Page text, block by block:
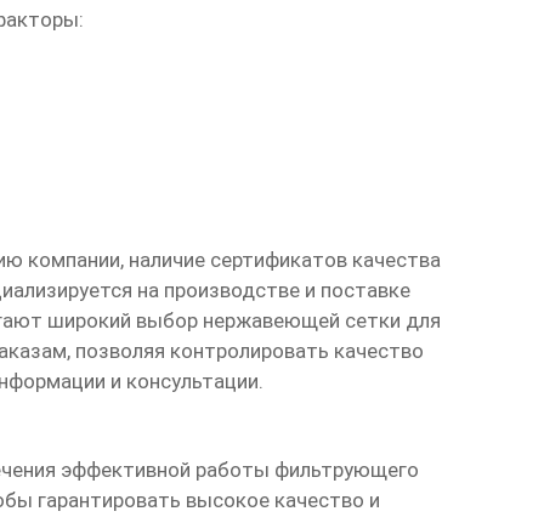
компании, наличие сертификатов качества
на производстве и поставке
широкий выбор нержавеющей сетки для
позволяя контролировать качество
и консультации.
эффективной работы фильтрующего
гарантировать высокое качество и